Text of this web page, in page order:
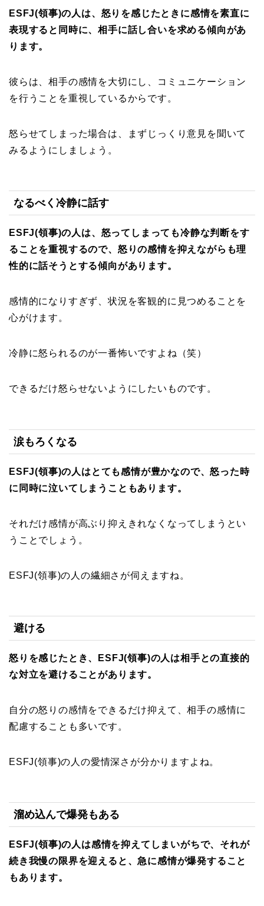
ESFJ(領事)の人は、怒りを感じたときに感情を素直に
表現すると同時に、相手に話し合いを求める傾向があ
ります。
彼らは、相手の感情を大切にし、コミュニケーション
を行うことを重視しているからです。
怒らせてしまった場合は、まずじっくり意見を聞いて
みるようにしましょう。
なるべく冷静に話す
ESFJ(領事)の人は、怒ってしまっても冷静な判断をす
ることを重視するので、怒りの感情を抑えながらも理
性的に話そうとする傾向があります。
感情的になりすぎず、状況を客観的に見つめることを
心がけます。
冷静に怒られるのが一番怖いですよね（笑）
できるだけ怒らせないようにしたいものです。
涙もろくなる
ESFJ(領事)の人はとても感情が豊かなので、怒った時
に同時に泣いてしまうこともあります。
それだけ感情が高ぶり抑えきれなくなってしまうとい
うことでしょう。
ESFJ(領事)の人の繊細さが伺えますね。
避ける
怒りを感じたとき、ESFJ(領事)の人は相手との直接的
な対立を避けることがあります。
自分の怒りの感情をできるだけ抑えて、相手の感情に
配慮することも多いです。
ESFJ(領事)の人の愛情深さが分かりますよね。
溜め込んで爆発もある
ESFJ(領事)の人は感情を抑えてしまいがちで、それが
続き我慢の限界を迎えると、急に感情が爆発すること
もあります。